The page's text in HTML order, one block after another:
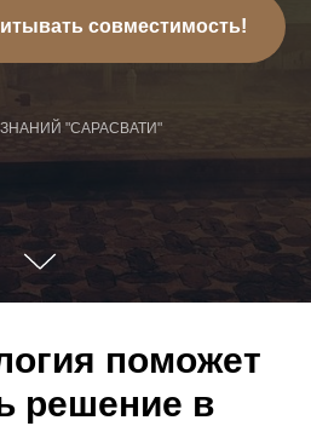
совместимость!
"САРАСВАТИ"
поможет
решение в